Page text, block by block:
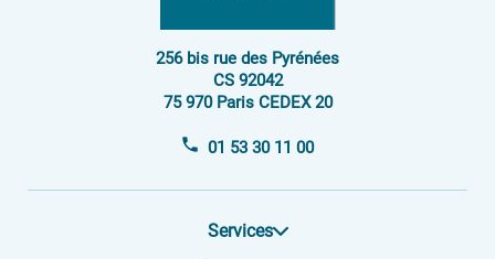
256 bis rue des Pyrénées
CS 92042
75 970 Paris CEDEX 20
01 53 30 11 00
Services